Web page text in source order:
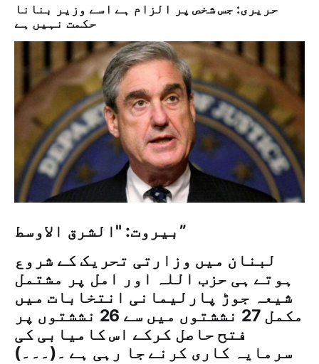
حریری: جس شخص پر الزام ہے اسے وزیر بنانا
حکمت نہیں ہے
بیروت: "الشرق الاوسط”
لبنان میں وزارتی تحریک کے شروع
ہوتے ہی حزب اللہ اور امل پر مشتمل
شیعہ جوڑ پارلیمانی انتخابات میں
مکمل 27 نششتوں میں سے 26 نششتوں پر
فتح حاصل کرکے اس کامیابی کی
سرمایہ کاری کرنے جا رہی ہے ۔(۔۔۔)